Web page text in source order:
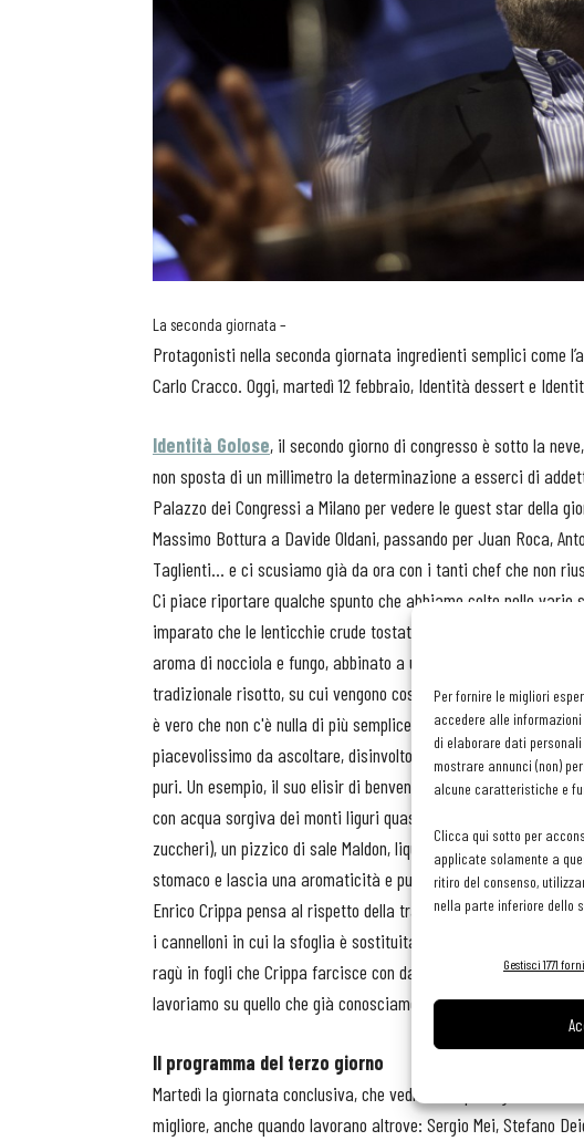
Per fornire le migliori
accedere alle
di elaborare dati
mostrare annunci (non)
alcune caratteristiche e
Clicca qui sotto per
applicate solamente a
ritiro del consenso,
nella parte inferiore dello
Gestisci 1771
La seconda giornata –
Protagonisti nella seconda giornata ingredienti semplici come
Carlo Cracco. Oggi, martedì 12 febbraio, Identità dessert e
Identità Golose, il secondo giorno di congresso è sotto la
non sposta di un millimetro la determinazione a esserci di
Palazzo dei Congressi a Milano per vedere le guest star della
Massimo Bottura a Davide Oldani, passando per Juan Roca,
Taglienti... e ci scusiamo già da ora con i tanti chef che non
Ci piace riportare qualche spunto che abbiamo colto nelle varie
imparato che le lenticchie crude tostate possono diventare una
aroma di nocciola e fungo, abbinato a una leggera nota acidula
tradizionale risotto, su cui vengono cosparse a fine cottura.
è vero che non c'è nulla di più semplice dell'acqua, stupisce
piacevolissimo da ascoltare, disinvolto e comunicativo - di
puri. Un esempio, il suo elisir di benvenuto a tavola "acqua,
con acqua sorgiva dei monti liguri quasi ghiacciata, in cui
zuccheri), un pizzico di sale Maldon, liquirizia pura e olio
stomaco e lascia una aromaticità e pulizia al palato formidabili.
Enrico Crippa pensa al rispetto della tradizione nei suoi sapori,
i cannelloni in cui la sfoglia è sostituita da ragù alla
ragù in fogli che Crippa farcisce con dadolata di fassona,
lavoriamo su quello che già conosciamo tutto diventa più facile".
Il programma del terzo giorno
Martedì la giornata conclusiva, che vedrà fra i protagonista la
migliore, anche quando lavorano altrove: Sergio Mei, Stefano